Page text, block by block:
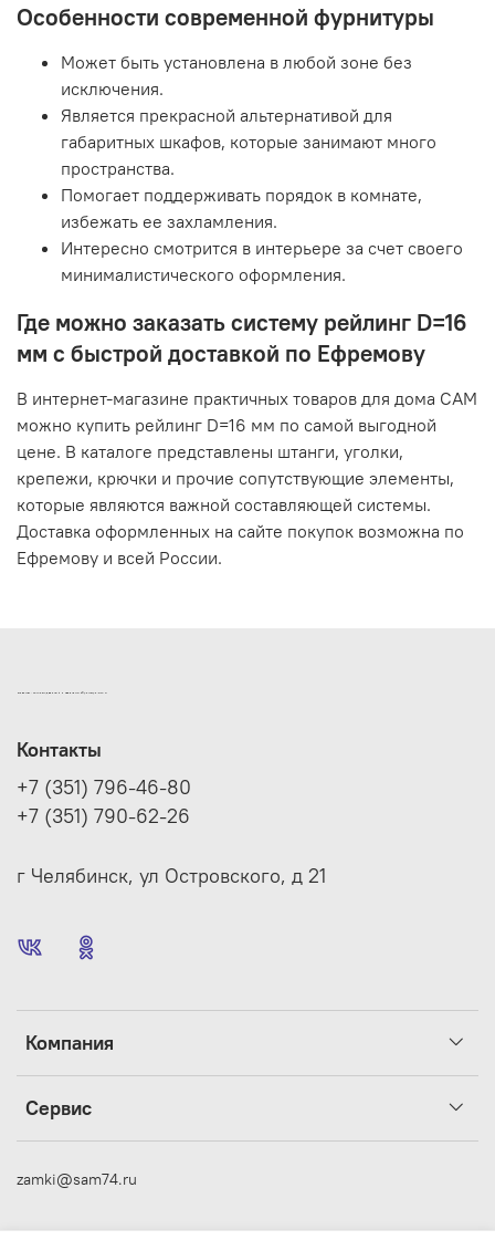
Особенности современной фурнитуры
Может быть установлена в любой зоне без
исключения.
Является прекрасной альтернативой для
габаритных шкафов, которые занимают много
пространства.
Помогает поддерживать порядок в комнате,
избежать ее захламления.
Интересно смотрится в интерьере за счет своего
минималистического оформления.
Где можно заказать систему рейлинг D=16
мм с быстрой доставкой по Ефремову
В интернет-магазине практичных товаров для дома САМ
можно купить рейлинг D=16 мм по самой выгодной
цене. В каталоге представлены штанги, уголки,
крепежи, крючки и прочие сопутствующие элементы,
которые являются важной составляющей системы.
Доставка оформленных на сайте покупок возможна по
Ефремову и всей России.
Компания
Сервис
Контакты
+7 (351) 796-46-80
+7 (351) 790-62-26
г Челябинск, ул Островского, д 21
zamki@sam74.ru